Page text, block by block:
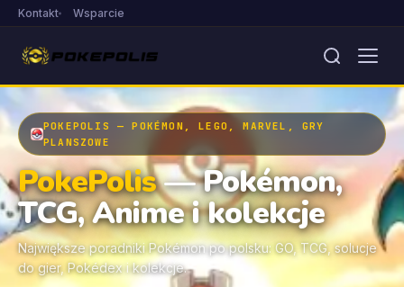
Kontakt Wsparcie
POKEPOLIS — POKÉMON, LEGO, MARVEL, GRY
PLANSZOWE
PokePolis— Pokémon,
TCG, Anime i kolekcje
Największe poradniki Pokémon po polsku: GO, TCG, solucje
do gier, Pokédex i kolekcje.